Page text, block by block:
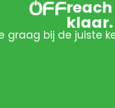
klaar.
graag bij de juiste